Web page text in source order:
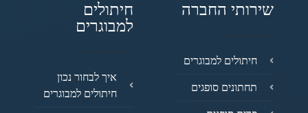
שירותי החברה
חיתולים למבוגרים
תחתונים סופגים
חיתולים
למבוגרים
איך לבחור נכון
חיתולים למבוגרים